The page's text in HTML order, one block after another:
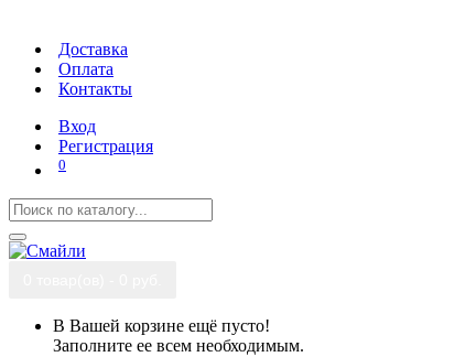
Доставка
Оплата
Контакты
Вход
Регистрация
0
В Вашей корзине ещё пусто!
Заполните ее всем необходимым.